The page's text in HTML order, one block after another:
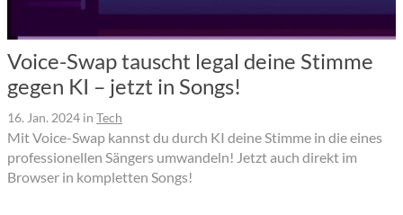
Voice-Swap tauscht legal deine Stimme
gegen KI – jetzt in Songs!
16. Jan. 2024 in Tech
Mit Voice-Swap kannst du durch KI deine Stimme in die eines
professionellen Sängers umwandeln! Jetzt auch direkt im
Browser in kompletten Songs!